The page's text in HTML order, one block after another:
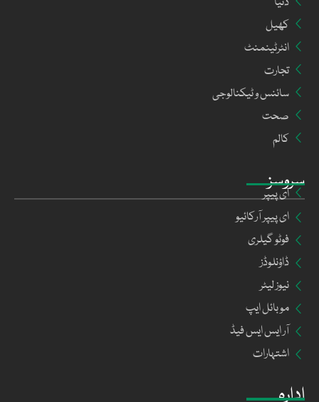
ادارہ
سروسز
ای پیپر
ای پیپر آرکائیو
فوٹو گیلری
ڈاؤنلوڈز
نیوز لیٹر
موبائل ایپ
آر ایس ایس فیڈ
اشتہارات
کھیل
انٹرٹینمنٹ
تجارت
سائنس و ٹیکنالوجی
صحت
کالم